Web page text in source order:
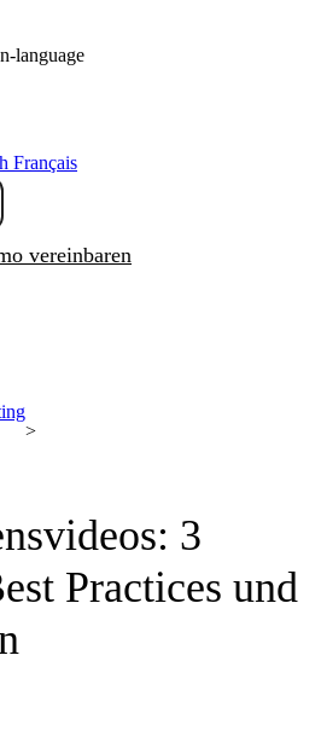
Français
vereinbaren
>
3
Practices und